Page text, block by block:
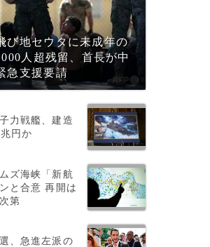
び地セウタに未成年の
人超残留、首長が中
急支援要請
力戦艦、建造
円か
ズ海峡「新航
と合意 再開は
第
、急進左派の